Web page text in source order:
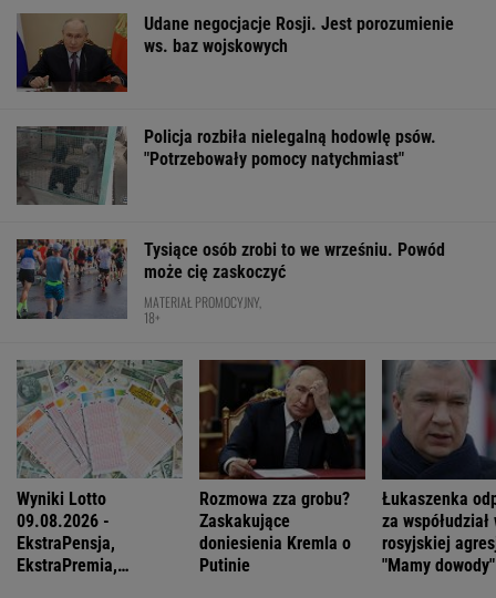
Udane negocjacje Rosji. Jest porozumienie
ws. baz wojskowych
Policja rozbiła nielegalną hodowlę psów.
"Potrzebowały pomocy natychmiast"
Tysiące osób zrobi to we wrześniu. Powód
może cię zaskoczyć
MATERIAŁ PROMOCYJNY,
18+
Wyniki Lotto
09.08.2026 -
EkstraPensja,
EkstraPremia,
Rozmowa zza grobu?
Zaskakujące
doniesienia Kremla o
Putinie
Łukaszenka
za współudział
rosyjskiej
"Mamy dowody"